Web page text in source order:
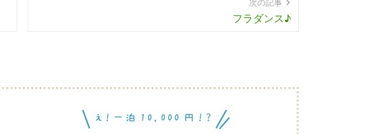
フラダンス♪